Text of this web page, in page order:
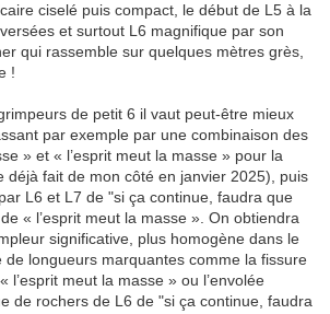
ciselé puis compact, le début de L5 à la
et surtout L6 magnifique par son
qui rassemble sur quelques mètres grès,
!
de petit 6 il vaut peut-être mieux
par exemple par une combinaison des
» et « l’esprit meut la masse » pour la
déjà fait de mon côté en janvier 2025), puis
L6 et L7 de "si ça continue, faudra que
« l’esprit meut la masse ». On obtiendra
significative, plus homogène dans le
de longueurs marquantes comme la fissure
l’esprit meut la masse » ou l’envolée
de rochers de L6 de "si ça continue, faudra